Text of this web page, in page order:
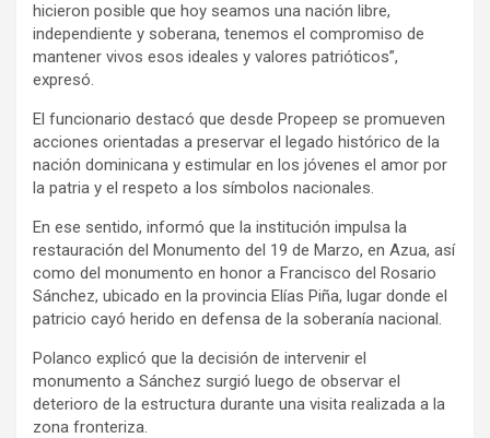
hicieron posible que hoy seamos una nación libre,
independiente y soberana, tenemos el compromiso de
mantener vivos esos ideales y valores patrióticos”,
expresó.
El funcionario destacó que desde Propeep se promueven
acciones orientadas a preservar el legado histórico de la
nación dominicana y estimular en los jóvenes el amor por
la patria y el respeto a los símbolos nacionales.
En ese sentido, informó que la institución impulsa la
restauración del Monumento del 19 de Marzo, en Azua, así
como del monumento en honor a Francisco del Rosario
Sánchez, ubicado en la provincia Elías Piña, lugar donde el
patricio cayó herido en defensa de la soberanía nacional.
Polanco explicó que la decisión de intervenir el
monumento a Sánchez surgió luego de observar el
deterioro de la estructura durante una visita realizada a la
zona fronteriza.